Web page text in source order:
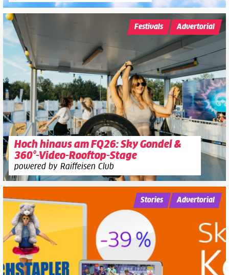
Hoch hinaus am FQ26: Sky Gondel &
360°-Video-Rooftop-Stage
powered by Raiffeisen Club
Festivals Advertorial
Stories Advertorial